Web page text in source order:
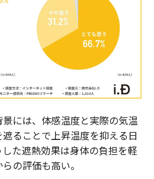
には、体感温度と実際の気温
ることで上昇温度を抑える日
た遮熱効果は身体の負担を軽
の評価も高い。